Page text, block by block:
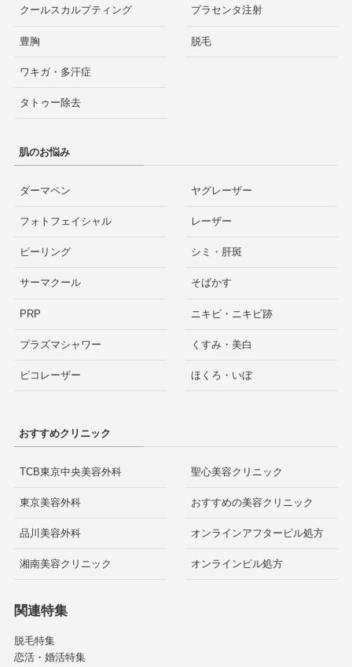
クールスカルプティング
豊胸
ワキガ・多汗症
タトゥー除去
プラセンタ注射
脱毛
肌のお悩み
ダーマペン
フォトフェイシャル
ピーリング
サーマクール
PRP
プラズマシャワー
ピコレーザー
ヤグレーザー
レーザー
シミ・肝斑
そばかす
ニキビ・ニキビ跡
くすみ・美白
ほくろ・いぼ
おすすめクリニック
TCB東京中央美容外科
東京美容外科
品川美容外科
湘南美容クリニック
聖心美容クリニック
おすすめの美容クリニック
オンラインアフターピル処方
オンラインピル処方
関連特集
脱毛特集
恋活・婚活特集